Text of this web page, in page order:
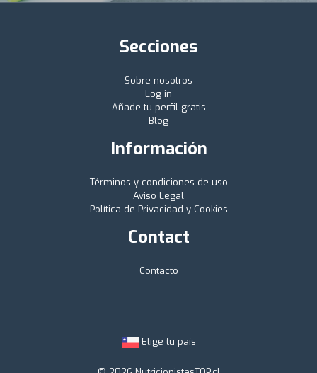
Secciones
Sobre nosotros
Log in
Añade tu perfil gratis
Blog
Información
Términos y condiciones de uso
Aviso Legal
Política de Privacidad y Cookies
Contact
Contacto
Elige tu país